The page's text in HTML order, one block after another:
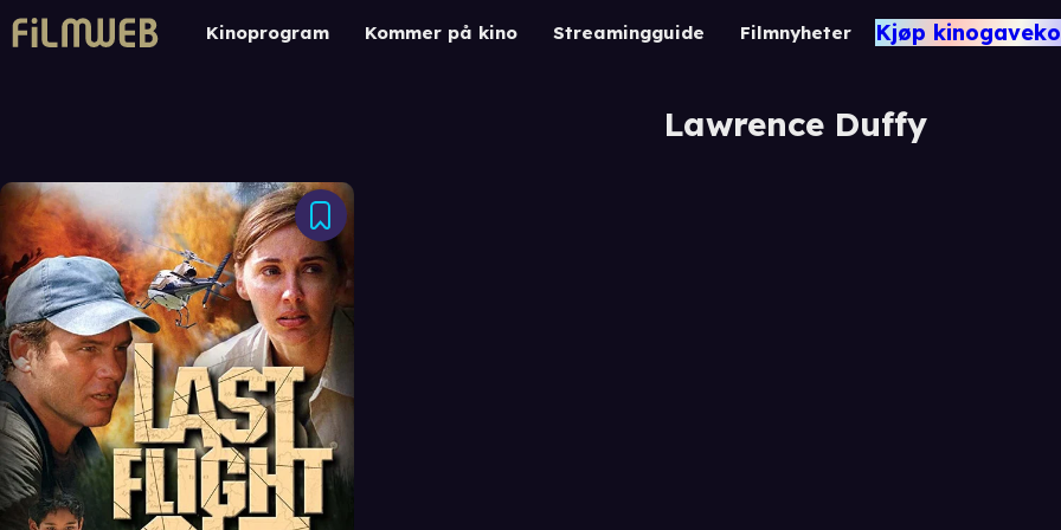
Kinoprogram Kommer på kino Streamingguide Filmnyheter Kjøp
Lawrence Duffy